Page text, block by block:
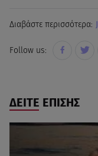
Διαβάστε περισσότερα:
Follow us:
ΔΕΙΤΕ ΕΠΙΣΗΣ